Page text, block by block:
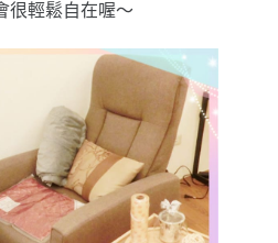
很輕鬆自在喔～